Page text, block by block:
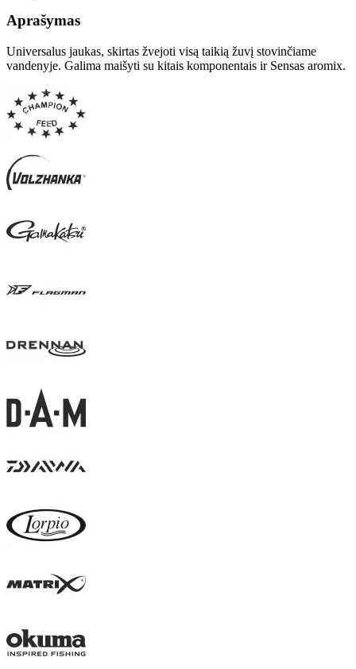
Aprašymas
Universalus jaukas, skirtas žvejoti visą taikią žuvį stovinčiame
vandenyje. Galima maišyti su kitais komponentais ir Sensas aromix.